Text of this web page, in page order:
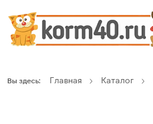
Вы здесь: Главная Каталог